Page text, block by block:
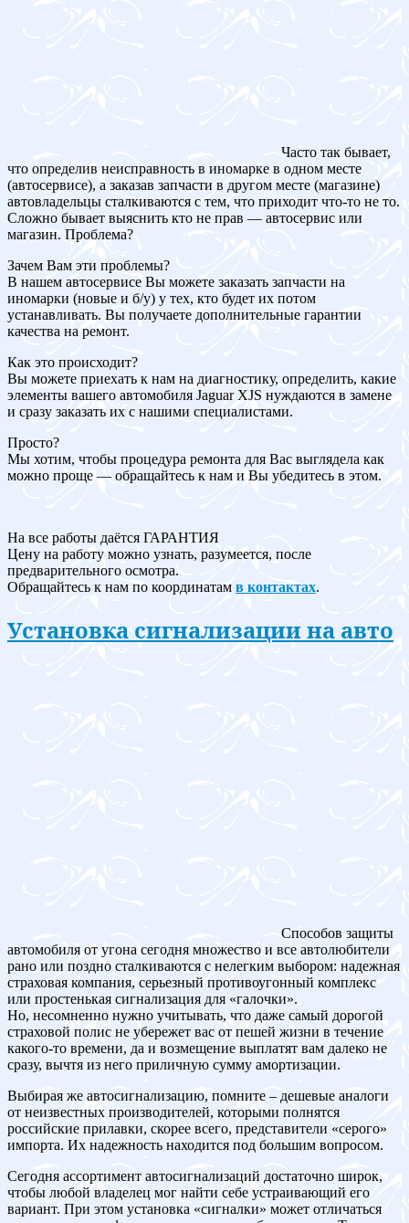
Часто так бывает,
что определив неисправность в иномарке в одном месте
(автосервисе), а заказав запчасти в другом месте (магазине)
автовладельцы сталкиваются с тем, что приходит что-то не то.
Сложно бывает выяснить кто не прав — автосервис или
магазин. Проблема?
Зачем Вам эти проблемы?
В нашем автосервисе Вы можете заказать запчасти на
иномарки (новые и б/у) у тех, кто будет их потом
устанавливать. Вы получаете дополнительные гарантии
качества на ремонт.
Как это происходит?
Вы можете приехать к нам на диагностику, определить, какие
элементы вашего автомобиля Jaguar XJS нуждаются в замене
и сразу заказать их с нашими специалистами.
Просто?
Мы хотим, чтобы процедура ремонта для Вас выглядела как
можно проще — обращайтесь к нам и Вы убедитесь в этом.
На все работы даётся ГАРАНТИЯ
Цену на работу можно узнать, разумеется, после
предварительного осмотра.
Обращайтесь к нам по координатам в контактах.
Установка сигнализации на авто
Способов защиты
автомобиля от угона сегодня множество и все автолюбители
рано или поздно сталкиваются с нелегким выбором: надежная
страховая компания, серьезный противоугонный комплекс
или простенькая сигнализация для «галочки».
Но, несомненно нужно учитывать, что даже самый дорогой
страховой полис не убережет вас от пешей жизни в течение
какого-то времени, да и возмещение выплатят вам далеко не
сразу, вычтя из него приличную сумму амортизации.
Выбирая же автосигнализацию, помните – дешевые аналоги
от неизвестных производителей, которыми полнятся
российские прилавки, скорее всего, представители «серого»
импорта. Их надежность находится под большим вопросом.
Сегодня ассортимент автосигнализаций достаточно широк,
чтобы любой владелец мог найти себе устраивающий его
вариант. При этом установка «сигналки» может отличаться